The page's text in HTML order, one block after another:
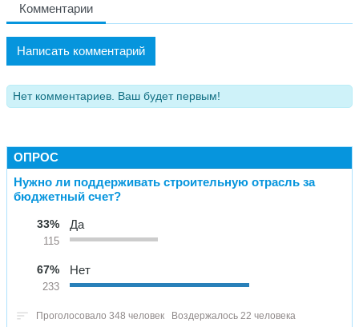
Комментарии
Написать комментарий
Нет комментариев. Ваш будет первым!
ОПРОС
Нужно ли поддерживать строительную отрасль за
бюджетный счет?
33%
115
Да
67%
233
Нет
Проголосовало 348 человек Воздержалось 22 человека